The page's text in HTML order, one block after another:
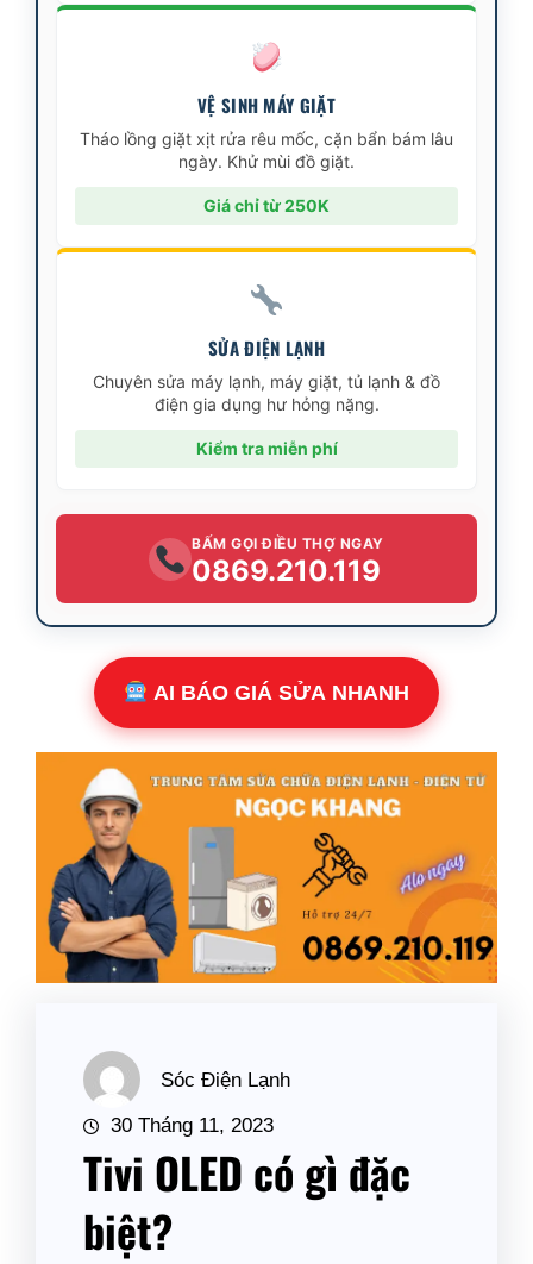
VỆ SINH MÁY GIẶT
Tháo lồng giặt xịt rửa rêu mốc, cặn bẩn bám lâu
ngày. Khử mùi đồ giặt.
Giá chỉ từ 250K
SỬA ĐIỆN LẠNH
Chuyên sửa máy lạnh, máy giặt, tủ lạnh & đồ
điện gia dụng hư hỏng nặng.
Kiểm tra miễn phí
BẤM GỌI ĐIỀU THỢ NGAY
0869.210.119
AI BÁO GIÁ SỬA NHANH
Sóc Điện Lạnh
30 Tháng 11, 2023
Tivi OLED có gì đặc
biệt?